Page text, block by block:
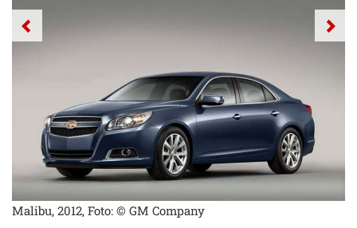
Malibu, 2012, Foto: © GM Company